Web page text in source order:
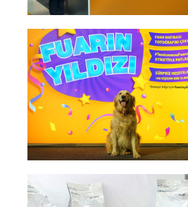
Dili Değiştir